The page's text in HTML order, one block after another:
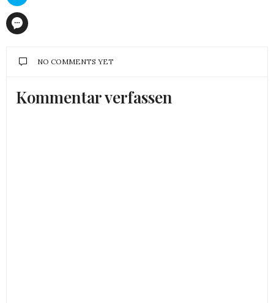
NO COMMENTS YET
Kommentar verfassen